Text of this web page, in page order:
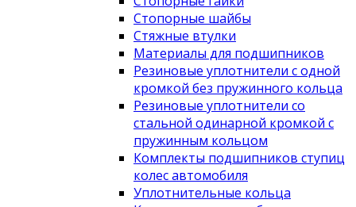
Стопорные шайбы
Стяжные втулки
Материалы для подшипников
Резиновые уплотнители с одной
кромкой без пружинного кольца
Резиновые уплотнители со
стальной одинарной кромкой с
пружинным кольцом
Комплекты подшипников ступиц
колес автомобиля
Уплотнительные кольца